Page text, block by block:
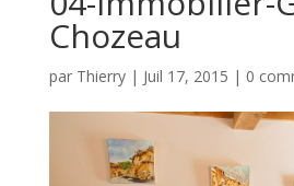
Chozeau
par Thierry| Juil 17, 2015 | 0